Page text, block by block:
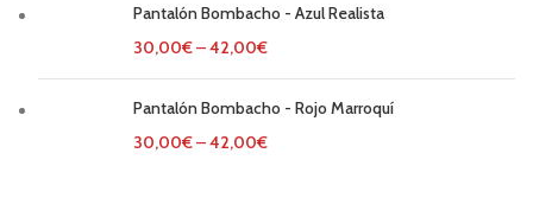
Pantalón Bombacho - Azul Realista
30,00€–42,00€
Pantalón Bombacho - Rojo Marroquí
30,00€–42,00€